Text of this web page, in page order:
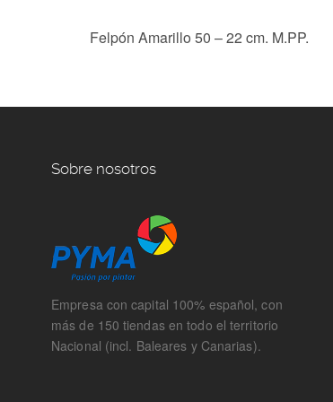
Felpón Amarillo 50 – 22 cm. M.PP.
Sobre nosotros
Empresa con capital 100% español, con
más de 150 tiendas en todo el territorio
Nacional (incl. Baleares y Canarias).